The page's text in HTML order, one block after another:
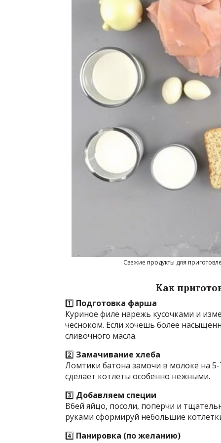
Свежие продукты для
Как
1️⃣ Подготовка фарша
Куриное филе нарежь кусочками и
чесноком. Если хочешь более
сливочного масла.
2️⃣ Замачивание хлеба
Ломтики батона замочи в молоке на
сделает котлеты особенно нежными.
3️⃣ Добавляем специи
Вбей яйцо, посоли, поперчи и
руками сформируй небольшие
4️⃣ Панировка (по желанию)